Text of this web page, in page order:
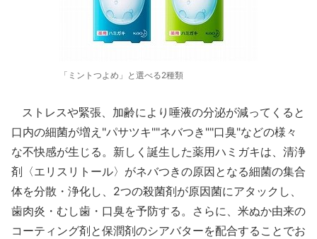
「ミントつよめ」と選べる2種類
ストレスや緊張、加齢により唾液の分泌が減ってくると
口内の細菌が増え"パサツキ""ネバつき""口臭"などの様々
な不快感が生じる。新しく誕生した薬用ハミガキは、清浄
剤〈エリスリトール〉がネバつきの原因となる細菌の集合
体を分散・浄化し、2つの殺菌剤が原因菌にアタックし、
歯肉炎・むし歯・口臭を予防する。さらに、米ぬか由来の
コーティング剤と保潤剤のシアバターを配合することでお